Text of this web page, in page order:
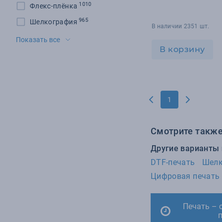
Флекс-плёнка 1010
Шелкография 965
Шильд
Показать все
В наличии 2351 шт.
В корзину
1
Смотрите
Другие варианты
DTF-печать
Цифровая печать
Печать –